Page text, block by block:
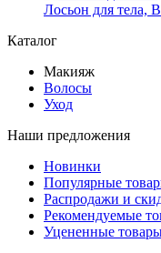
Лосьон для тела,
Каталог
Макияж
Волосы
Уход
Наши предложения
Новинки
Популярные
Распродажи и
Рекомендуемые
Уцененные